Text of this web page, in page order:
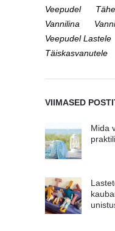
Veepudel
Vannilina
Veepudel Lastele
Täiskasvanutele
VIIMASED
Mida